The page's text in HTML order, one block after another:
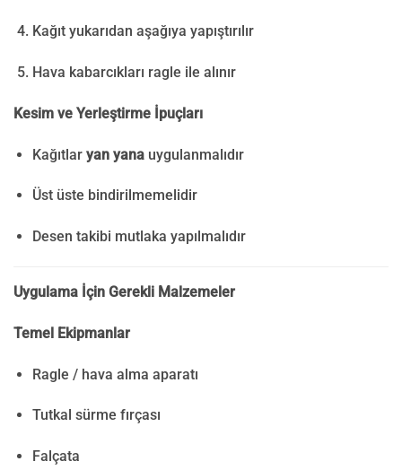
Kağıt yukarıdan aşağıya yapıştırılır
Hava kabarcıkları ragle ile alınır
Kesim ve Yerleştirme İpuçları
Kağıtlar yan yanauygulanmalıdır
Üst üste bindirilmemelidir
Desen takibi mutlaka yapılmalıdır
Uygulama İçin Gerekli Malzemeler
Temel Ekipmanlar
Ragle / hava alma aparatı
Tutkal sürme fırçası
Falçata